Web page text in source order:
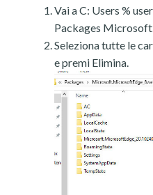
Vai a C: Users %
Packages
Seleziona tutte le
e premi Elimina.